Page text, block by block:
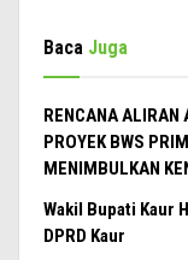
Baca Juga
RENCANA ALIRAN
PROYEK BWS
MENIMBULKAN
Wakil Bupati Kaur
DPRD Kaur